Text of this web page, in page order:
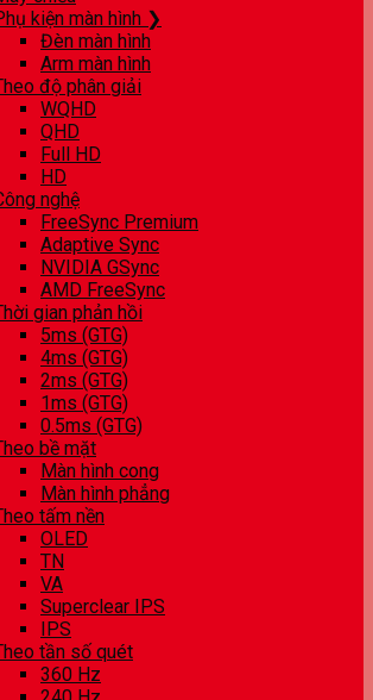
kiện màn hình ❯
Đèn màn hình
Arm màn hình
độ phân giải
WQHD
QHD
Full HD
HD
nghệ
FreeSync Premium
Adaptive Sync
NVIDIA GSync
AMD FreeSync
gian phản hồi
5ms (GTG)
4ms (GTG)
2ms (GTG)
1ms (GTG)
0.5ms (GTG)
bề mặt
Màn hình cong
Màn hình phẳng
tấm nền
OLED
TN
VA
Superclear IPS
IPS
tần số quét
360 Hz